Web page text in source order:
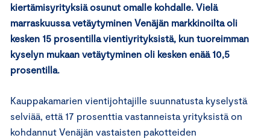
kiertämisyrityksiä osunut omalle kohdalle. Vielä
marraskuussa vetäytyminen Venäjän markkinoilta oli
kesken 15 prosentilla vientiyrityksistä, kun tuoreimman
kyselyn mukaan vetäytyminen oli kesken enää 10,5
prosentilla.
Kauppakamarien vientijohtajille suunnatusta kyselystä
selviää, että 17 prosenttia vastanneista yrityksistä on
kohdannut Venäjän vastaisten pakotteiden